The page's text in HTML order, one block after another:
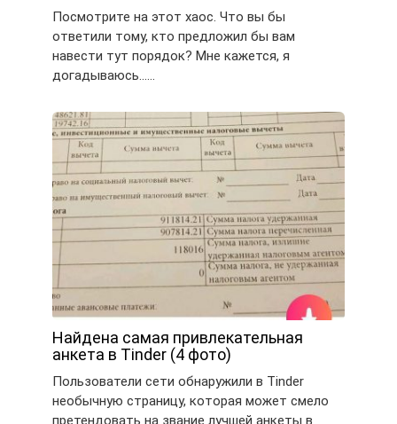
Посмотрите на этот хаос. Что вы бы
ответили тому, кто предложил бы вам
навести тут порядок? Мне кажется, я
догадываюсь……
Найдена самая привлекательная
анкета в Tinder (4 фото)
Пользователи сети обнаружили в Tinder
необычную страницу, которая может смело
претендовать на звание лучшей анкеты в